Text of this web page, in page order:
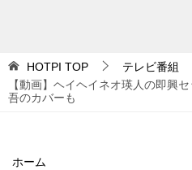
HOTPI TOP
テレビ番組
【動画】ヘイヘイネオ瑛人の即興
吾のカバーも
ホーム